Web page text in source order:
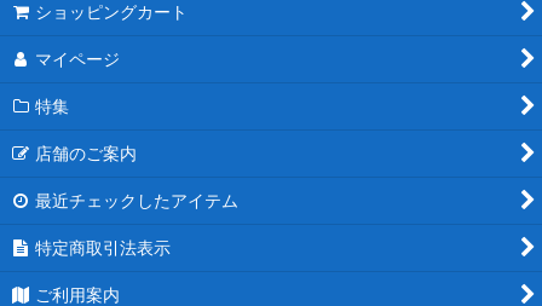
ショッピングカート
マイページ
特集
店舗のご案内
最近チェックしたアイテム
特定商取引法表示
ご利用案内